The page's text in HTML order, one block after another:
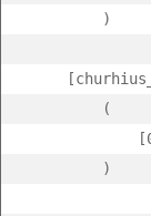
        )
        (
        )